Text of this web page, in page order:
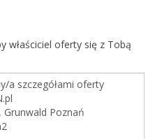
właściciel oferty się z Tobą